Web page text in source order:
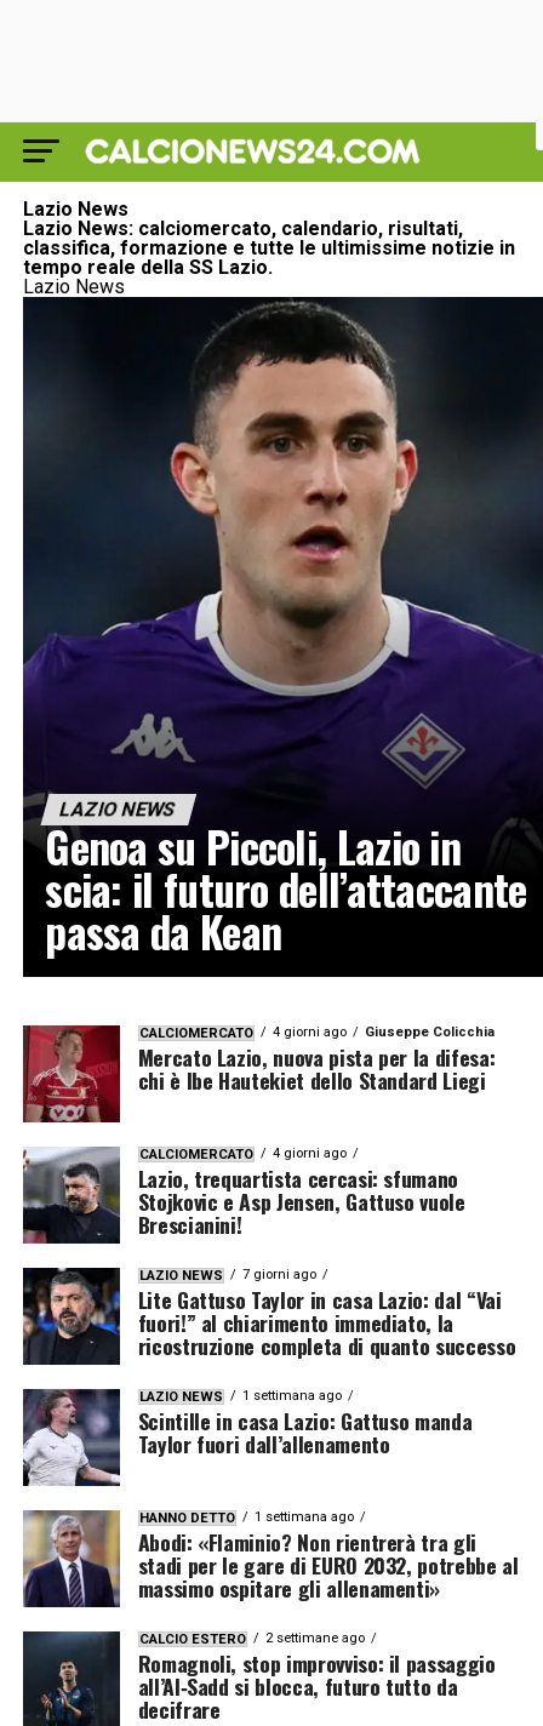
Lazio News
Lazio News: calciomercato, calendario, risultati,
classifica, formazione e tutte le ultimissime notizie in
tempo reale della SS Lazio.
Lazio News
LAZIO NEWS
Genoa su Piccoli, Lazio in
scia: il futuro dell’attaccante
passa da Kean
CALCIOMERCATO 4 giorni ago Giuseppe Colicchia
Mercato Lazio, nuova pista per la difesa:
chi è Ibe Hautekiet dello Standard Liegi
CALCIOMERCATO 4 giorni ago
Lazio, trequartista cercasi: sfumano
Stojkovic e Asp Jensen, Gattuso vuole
Brescianini!
LAZIO NEWS 7 giorni ago
Lite Gattuso Taylor in casa Lazio: dal “Vai
fuori!” al chiarimento immediato, la
ricostruzione completa di quanto successo
LAZIO NEWS 1 settimana ago
Scintille in casa Lazio: Gattuso manda
Taylor fuori dall’allenamento
HANNO DETTO 1 settimana ago
Abodi: «Flaminio? Non rientrerà tra gli
stadi per le gare di EURO 2032, potrebbe al
massimo ospitare gli allenamenti»
CALCIO ESTERO 2 settimane ago
Romagnoli, stop improvviso: il passaggio
all’Al‑Sadd si blocca, futuro tutto da
decifrare